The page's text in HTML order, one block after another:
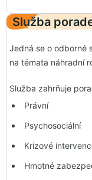
Služba
Jedná se o odborné
na témata náhradní
Služba zahrňuje
Právní
Psychosociální
Krizové
Hmotné